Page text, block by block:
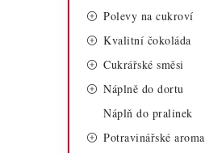
Polevy na cukroví
Kvalitní čokoláda
Cukrářské směsi
Náplně do dortu
Náplň do pralinek
Potravinářské aroma